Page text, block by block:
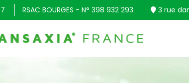
RSAC BOURGES - N° 398 932 293 3 rue